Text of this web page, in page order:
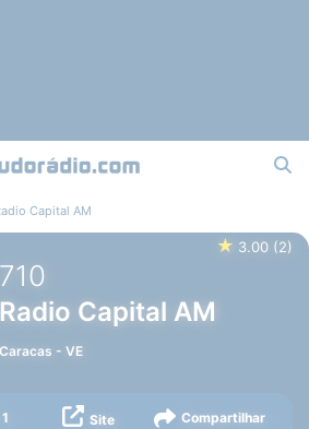
Capital AM
★ 3.00 (2)
710
Radio Capital AM
Caracas -VE
1 Site Compartilhar